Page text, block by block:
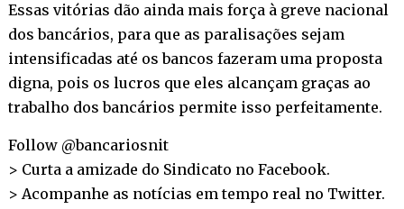
Essas vitórias dão ainda mais força à greve nacional
dos bancários, para que as paralisações sejam
intensificadas até os bancos fazeram uma proposta
digna, pois os lucros que eles alcançam graças ao
trabalho dos bancários permite isso perfeitamente.
Follow @bancariosnit
> Curta a amizade do Sindicato no Facebook.
> Acompanhe as notícias em tempo real no Twitter.